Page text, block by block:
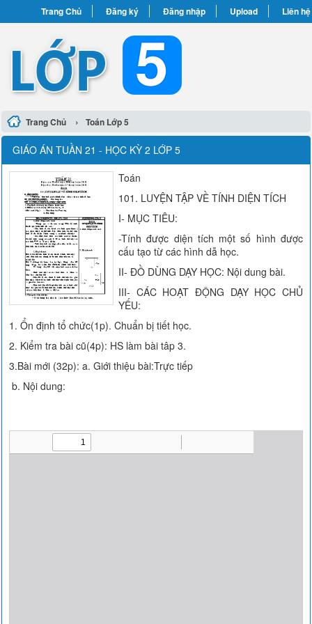
Trang Chủ Đăng ký Đăng nhập Upload Liên hệ
Trang Chủ › Toán Lớp 5
GIÁO ÁN TUẦN 21 - HỌC KỲ 2 LỚP 5
Toán
101. LUYỆN TẬP VỀ TÍNH DIỆN TÍCH
I- MỤC TIÊU:
-Tính được diện tích một số hình được
cấu tạo từ các hình dẫ học.
II- ĐỒ DÙNG DẠY HỌC: Nội dung bài.
III- CÁC HOẠT ĐỘNG DẠY HỌC CHỦ
YẾU:
1. Ổn định tổ chức(1p). Chuẩn bị tiết học.
2. Kiểm tra bài cũ(4p): HS làm bài tâp 3.
3.Bài mới (32p): a. Giới thiệu bài:Trực tiếp
b. Nội dung: